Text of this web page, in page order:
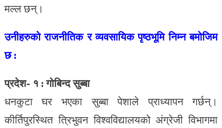
मल्ल छन्।
उनीहरुको राजनीतिक र व्यवसायिक पृष्ठभूमि निम्न बमोजिम
छ :
प्रदेश- १ : गोबिन्द सुब्बा
धनकुटा घर भएका सुब्बा पेशाले प्राध्यापन गर्छन्।
कीर्तिपुरस्थित त्रिभुवन विश्वविद्यालयको अंग्रेजी विभागमा